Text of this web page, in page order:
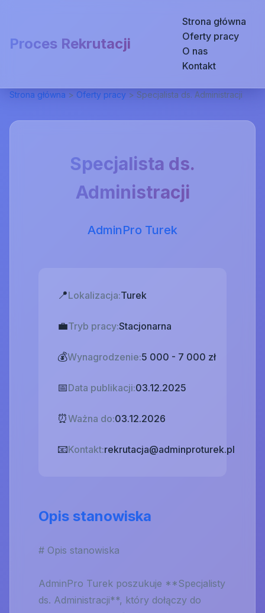
Proces Rekrutacji
Strona główna
Oferty pracy
O nas
Kontakt
Strona główna > Oferty pracy > Specjalista ds. Administracji
Specjalista ds.
Administracji
AdminPro Turek
📍Lokalizacja:Turek
💼Tryb pracy:Stacjonarna
💰Wynagrodzenie:5 000 - 7 000 zł
📅Data publikacji:03.12.2025
⏰Ważna do:03.12.2026
📧Kontakt:rekrutacja@adminproturek.pl
Opis stanowiska
# Opis stanowiska
AdminPro Turek poszukuje **Specjalisty
ds. Administracji**, który dołączy do